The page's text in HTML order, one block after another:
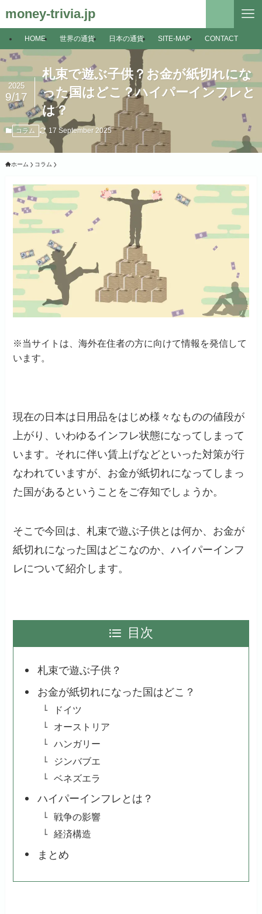
money-trivia.jp
HOME 世界の通貨 日本の通貨 SITE-MAP CONTACT
札束で遊ぶ子供？お金が紙切れにな
った国はどこ？ハイパーインフレと
は？
2025
9/17
コラム 17 September 2025
ホーム コラム
※当サイトは、海外在住者の方に向けて情報を発信して
います。
現在の日本は日用品をはじめ様々なものの値段が
上がり、いわゆるインフレ状態になってしまって
います。それに伴い賃上げなどといった対策が行
なわれていますが、お金が紙切れになってしまっ
た国があるということをご存知でしょうか。
そこで今回は、札束で遊ぶ子供とは何か、お金が
紙切れになった国はどこなのか、ハイパーインフ
レについて紹介します。
目次
札束で遊ぶ子供？
お金が紙切れになった国はどこ？
ドイツ
オーストリア
ハンガリー
ジンバブエ
ベネズエラ
ハイパーインフレとは？
戦争の影響
経済構造
まとめ